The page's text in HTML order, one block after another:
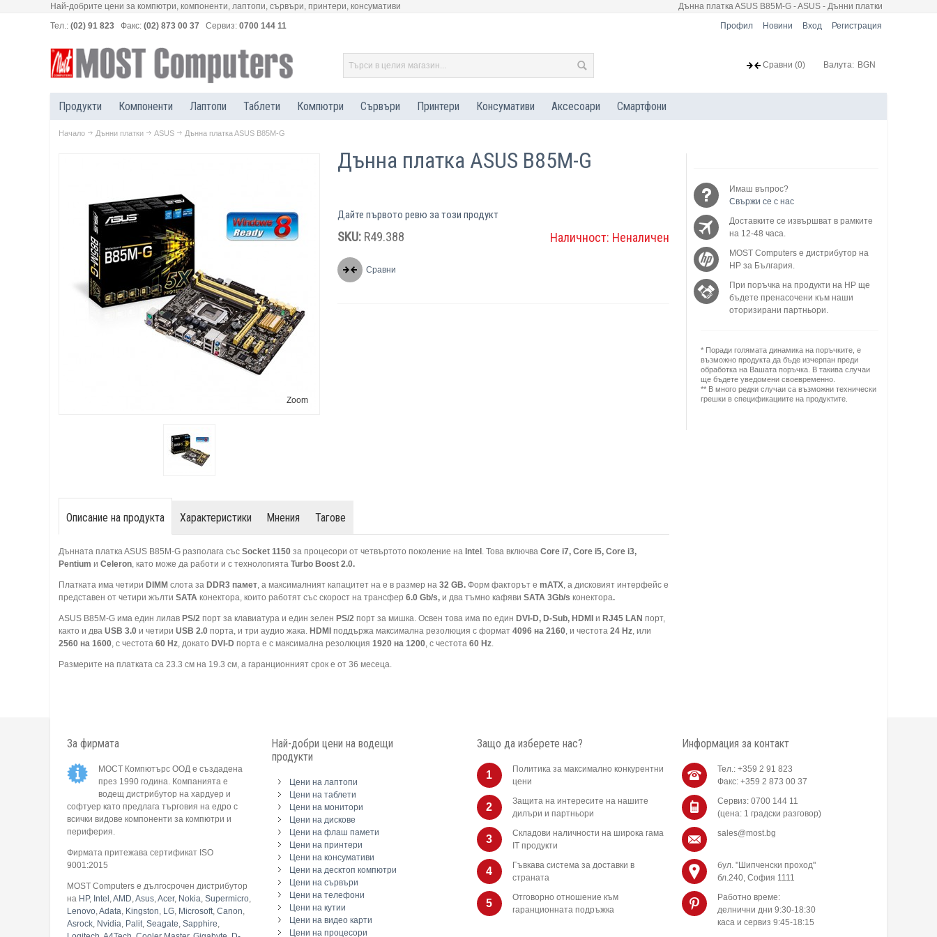
Най-добрите цени за компютри, компоненти, лаптопи, сървъри, принтери, консумативи
Дъннa платкa ASUS B85M-G - ASUS - Дънни платки
Тел.: (02) 91 823 Факс: (02) 873 00 37 Сервиз: 0700 144 11 Профил Новини Вход Регистрация
Валута: BGN
Сравни (0)
Продукти Компоненти Лаптопи Таблети Компютри Сървъри Принтери Консумативи Аксесоари Смартфони
Начало Дънни платки ASUS Дъннa платкa ASUS B85M-G
Zoom
Дъннa платкa ASUS B85M-G
Дайте първото ревю за този продукт
SKU: R49.388 Наличност: Неналичен
Сравни
Имаш въпрос?
Свържи се с нас
Доставките се извършват в рамките
на 12-48 часа.
MOST Computers е дистрибутор на
HP за България.
При поръчка на продукти на HP ще
бъдете пренасочени към наши
оторизирани партньори.
* Поради голямата динамика на поръчките, е
възможно продукта да бъде изчерпан преди
обработка на Вашата поръчка. В такива случаи
ще бъдете уведомени своевременно.
** В много редки случаи са възможни технически
грешки в спецификациите на продуктите.
Описание на продукта Характеристики Мнения Тагове
Дъннaта платкa ASUS B85M-G разполага със Socket 1150 за процесори от четвъртото поколение на Intel . Това включва Core i7, Core i5, Core i3,
Pentium и Celeron, като може да работи и с технологията Turbo Boost 2.0.
Платката има четири DIMM слота за DDR3 памет, а максималният капацитет на е в размер на 32 GB. Форм факторът е mATX, а дисковият интерфейс е
представен от четири жълти SATA конектора, които работят със скорост на трансфер 6.0 Gb/s, и два тъмно кафяви SATA 3Gb/s конектора.
ASUS B85M-G има един лилав PS/2 порт за клавиатура и един зелен PS/2 порт за мишка. Освен това има по един DVI-D, D-Sub, HDMI и RJ45 LAN порт,
както и два USB 3.0 и четири USB 2.0 порта, и три аудио жака. HDMI поддържа максимална резолюция с формат 4096 на 2160, и честота 24 Hz, или
2560 на 1600, с честота 60 Hz, докато DVI-D порта е с максимална резолюция 1920 на 1200, с честота 60 Hz.
Размерите на платката са 23.3 см на 19.3 см, а гаранционният срок е от 36 месеца.
За фирмата
МОСТ Компютърс ООД е създадена
през 1990 година. Компанията е
водещ дистрибутор на хардуер и
софтуер като предлага търговия на едро с
всички видове компоненти за компютри и
периферия.
Фирмата притежава сертификат ISO
9001:2015
MOST Computers е дългосрочен дистрибутор
на HP, Intel ,AMD,Asus,Acer, Nokia, Supermicro,
Lenovo,Adata, Kingston, LG, Microsoft, Canon,
Asrock, Nvidia, Palit, Seagate, Sapphire,
Най-добри цени на водещи
продукти
Цени на лаптопи
Цени на таблети
Цени на монитори
Цени на дискове
Цени на флаш памети
Цени на принтери
Цени на консумативи
Цени на десктоп компютри
Цени на сървъри
Цени на телефони
Цени на кутии
Цени на видео карти
Цени на процесори
Защо да изберете нас?
1
Политика за максимално конкурентни
цени
2
Защита на интересите на нашите
дилъри и партньори
3
Складови наличности на широка гама
IT продукти
4
Гъвкава система за доставки в
страната
5
Отговорно отношение към
гаранционната подръжка
Информация за контакт
Тел.: +359 2 91 823
Факс: +359 2 873 00 37
Сервиз: 0700 144 11
(цена: 1 градски разговор)
sales@most.bg
бул. "Шипченски проход"
бл.240, София 1111
Работно време:
делнични дни 9:30-18:30
каса и сервиз 9:45-18:15